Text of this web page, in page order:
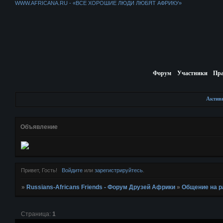
WWW.AFRICANA.RU - «ВСЕ ХОРОШИЕ ЛЮДИ ЛЮБЯТ АФРИКУ»
Форум Участники
Объявление
Привет, Гость! Войдитеили зарегистрируйтесь.
» Russians-Africans Friends - Форум Друзей Африки »Общение на
Страница: 1